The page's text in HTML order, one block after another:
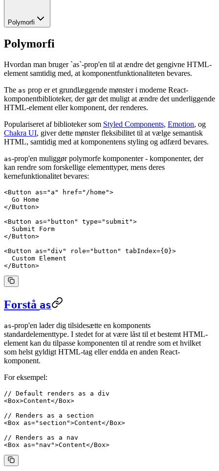
Polymorfi
Polymorfi
Hvordan man bruger `as`-prop'en til at ændre det gengivne HTML-
element samtidig med, at komponentfunktionaliteten bevares.
The as prop er et grundlæggende mønster i moderne React-
komponentbiblioteker, der gør det muligt at ændre det underliggende
HTML-element eller komponent, der renderes.
Populariseret af biblioteker som Styled Components, Emotion, og
Chakra UI, giver dette mønster fleksibilitet til at vælge semantisk
HTML, samtidig med at komponentens styling og adfærd bevares.
as-prop'en muliggør polymorfe komponenter - komponenter, der
kan rendre som forskellige elementtyper, mens deres
kernefunktionalitet bevares:
<Button as="a" href="/home">
  Go Home
</Button>
<Button as="button" type="submit">
  Submit Form
</Button>
<Button as="div" role="button" tabIndex={ 0 }>
  Custom Element
</Button>
Forstå as
as-prop'en lader dig tilsidesætte en komponents
standardelementtype. I stedet for at være låst til et bestemt HTML-
element kan du tilpasse komponenten til at rendre som et hvilket
som helst gyldigt HTML-tag eller endda en anden React-
komponent.
For eksempel:
// Default renders as a div
<Box>Content</Box>
// Renders as a section
<Box as="section">Content</Box>
// Renders as a nav
<Box as="nav">Content</Box>